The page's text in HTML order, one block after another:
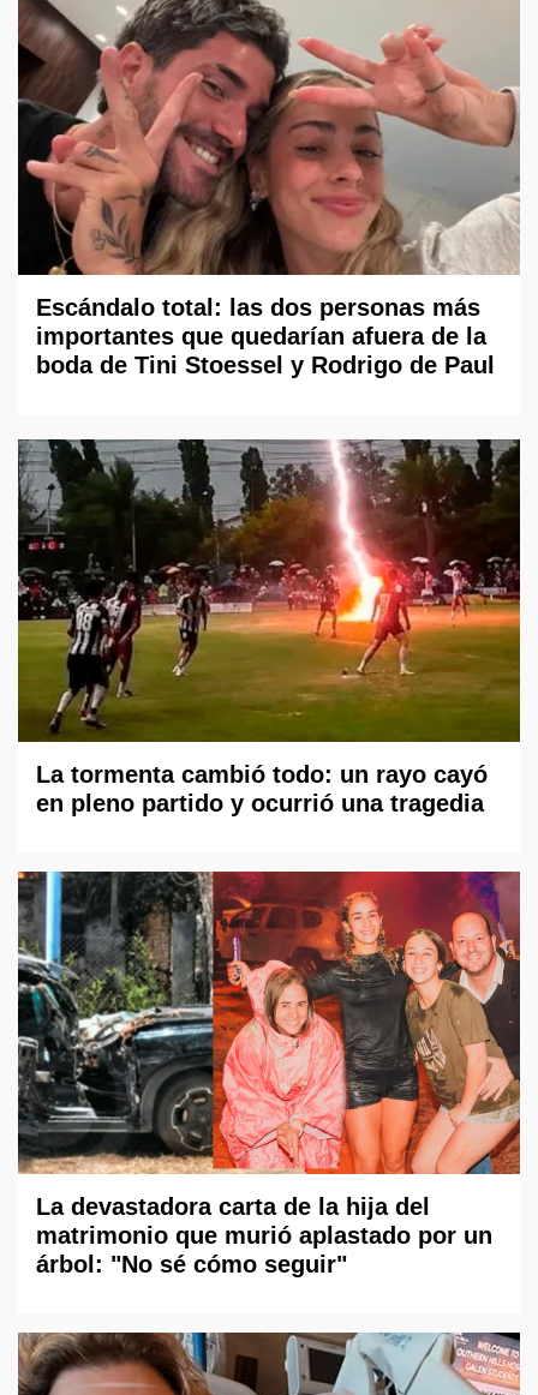
Escándalo total: las dos personas más
importantes que quedarían afuera de la
boda de Tini Stoessel y Rodrigo de Paul
La tormenta cambió todo: un rayo cayó
en pleno partido y ocurrió una tragedia
La devastadora carta de la hija del
matrimonio que murió aplastado por un
árbol: "No sé cómo seguir"